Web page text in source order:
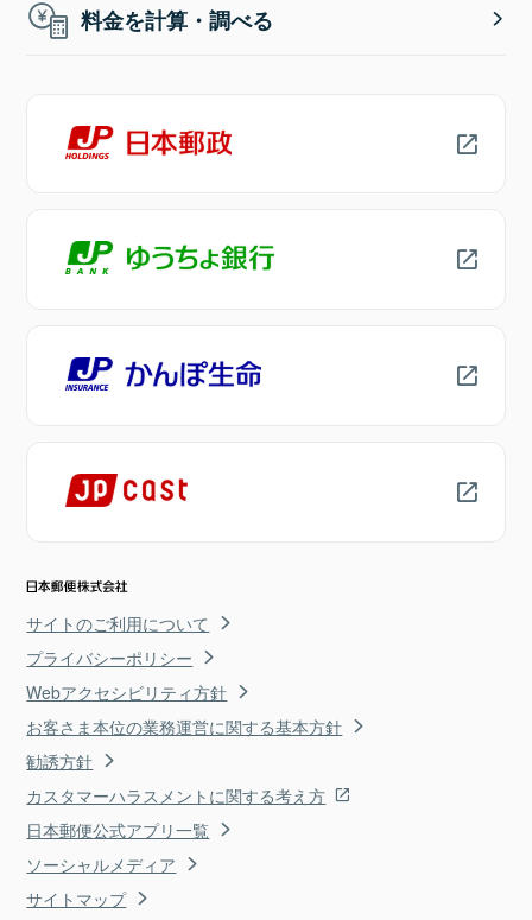
料金を計算・調べる
サイトのご利用について
プライバシーポリシー
Webアクセシビリティ方針
お客さま本位の業務運営に関する基本方針
勧誘方針
カスタマーハラスメントに関する考え方
日本郵便公式アプリ一覧
ソーシャルメディア
サイトマップ